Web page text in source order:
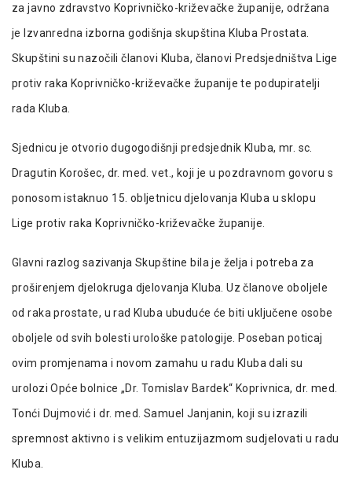
za javno zdravstvo Koprivničko-križevačke županije, održana
je Izvanredna izborna godišnja skupština Kluba Prostata.
Skupštini su nazočili članovi Kluba, članovi Predsjedništva Lige
protiv raka Koprivničko-križevačke županije te podupiratelji
rada Kluba.
Sjednicu je otvorio dugogodišnji predsjednik Kluba, mr. sc.
Dragutin Korošec, dr. med. vet., koji je u pozdravnom govoru s
ponosom istaknuo 15. obljetnicu djelovanja Kluba u sklopu
Lige protiv raka Koprivničko-križevačke županije.
Glavni razlog sazivanja Skupštine bila je želja i potreba za
proširenjem djelokruga djelovanja Kluba. Uz članove oboljele
od raka prostate, u rad Kluba ubuduće će biti uključene osobe
oboljele od svih bolesti urološke patologije. Poseban poticaj
ovim promjenama i novom zamahu u radu Kluba dali su
urolozi Opće bolnice „Dr. Tomislav Bardek“ Koprivnica, dr. med.
Tonći Dujmović i dr. med. Samuel Janjanin, koji su izrazili
spremnost aktivno i s velikim entuzijazmom sudjelovati u radu
Kluba.